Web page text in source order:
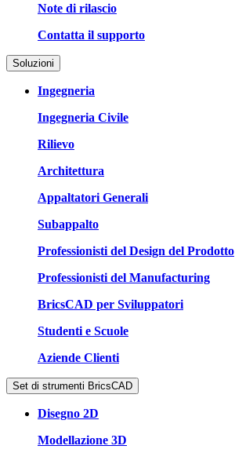
Note di rilascio
Contatta il supporto
Soluzioni
Ingegneria
Ingegneria Civile
Rilievo
Architettura
Appaltatori Generali
Subappalto
Professionisti del Design del Prodotto
Professionisti del Manufacturing
BricsCAD per Sviluppatori
Studenti e Scuole
Aziende Clienti
Set di strumenti BricsCAD
Disegno 2D
Modellazione 3D